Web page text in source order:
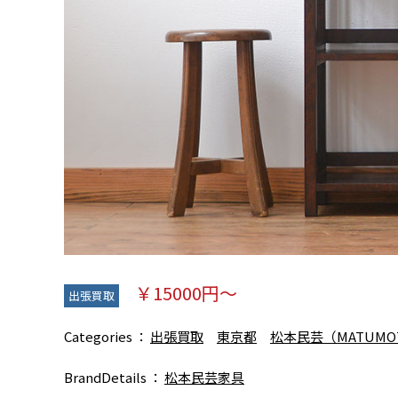
出張買取 ￥15000円～
Categories 出張買取 東京都 松本民芸（
BrandDetails 松本民芸家具